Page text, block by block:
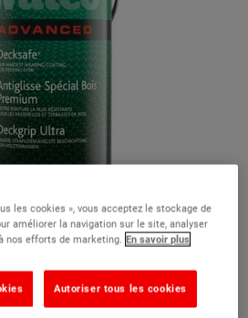
les cookies », vous acceptez le stockage de
améliorer la navigation sur le site, analyser
nos efforts de marketing. En savoir plus
Autoriser tous les cookies